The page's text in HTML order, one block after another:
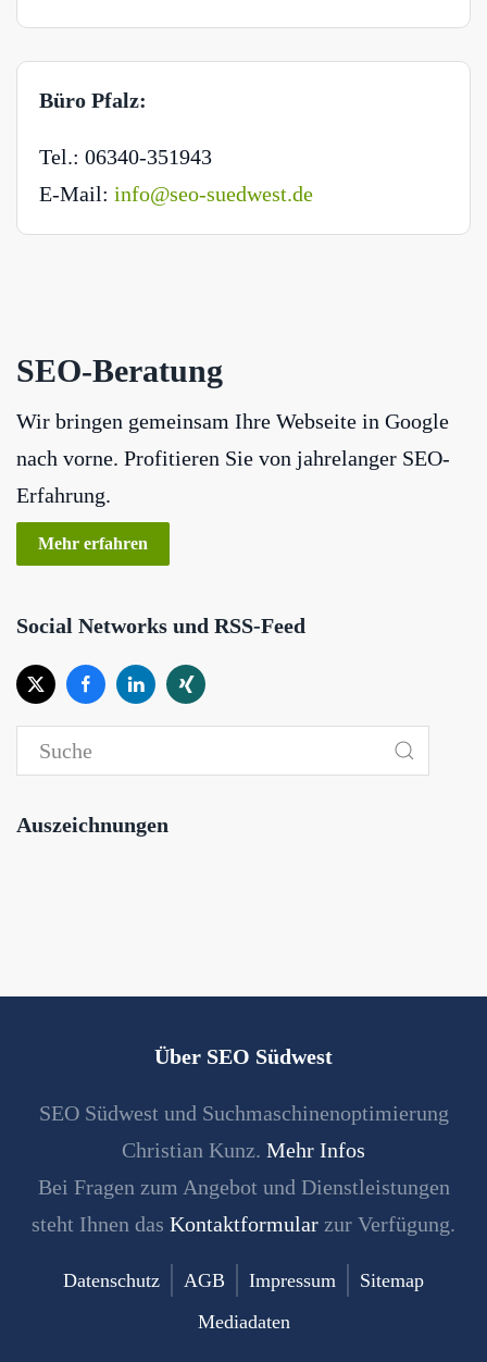
Büro Pfalz:
Tel.: 06340-351943
E-Mail: info@seo-suedwest.de
SEO-Beratung
Wir bringen gemeinsam Ihre Webseite in Google
nach vorne. Profitieren Sie von jahrelanger SEO-
Erfahrung.
Mehr erfahren
Social Networks und RSS-Feed
Auszeichnungen
Über SEO Südwest
SEO Südwest und Suchmaschinenoptimierung
Christian Kunz. Mehr Infos
Bei Fragen zum Angebot und Dienstleistungen
steht Ihnen das Kontaktformular zur Verfügung.
Datenschutz AGB Impressum
Sitemap
Mediadaten